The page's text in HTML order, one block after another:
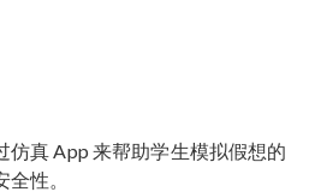
仿真 App 来帮助学生模拟假想的
性。